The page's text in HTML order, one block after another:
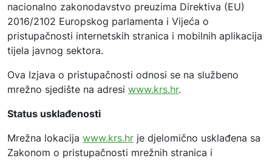
nacionalno zakonodavstvo preuzima Direktiva (EU)
2016/2102 Europskog parlamenta i Vijeća o
pristupačnosti internetskih stranica i mobilnih aplikacija
tijela javnog sektora.
Ova Izjava o pristupačnosti odnosi se na službeno
mrežno sjedište na adresi www.krs.hr.
Status usklađenosti
Mrežna lokacija www.krs.hr je djelomično usklađena sa
Zakonom o pristupačnosti mrežnih stranica i